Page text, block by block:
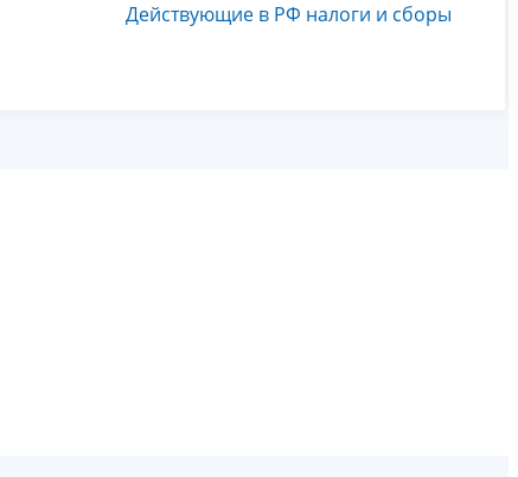
Действующие в РФ налоги и сборы